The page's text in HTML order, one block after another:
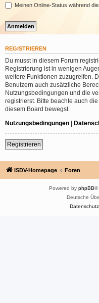
Meinen Online-Status während
REGISTRIEREN
Du musst in diesem Forum
Registrierung ist in wenigen
weitere Funktionen zuzugreifen.
Benutzern auch zusätzliche
Nutzungsbedingungen und die
registrierst. Bitte beachte auch
diesem Board bewegst.
Nutzungsbedingungen |
Registrieren
ISDV-Homepage Foren
Powered by phpBB®
Deutsche
Datenschutz